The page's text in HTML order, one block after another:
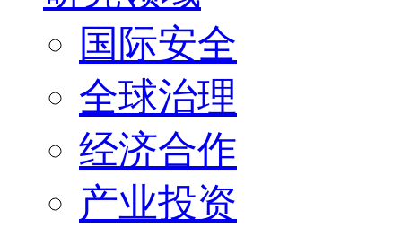
国际安全
全球治理
经济合作
产业投资